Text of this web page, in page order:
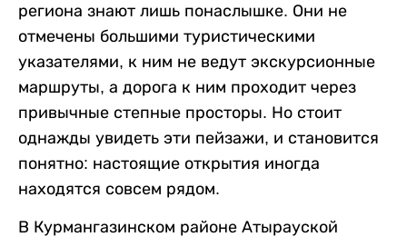
региона знают лишь понаслышке. Они не
отмечены большими туристическими
указателями, к ним не ведут экскурсионные
маршруты, а дорога к ним проходит через
привычные степные просторы. Но стоит
однажды увидеть эти пейзажи, и становится
понятно: настоящие открытия иногда
находятся совсем рядом.
В Курмангазинском районе Атырауской